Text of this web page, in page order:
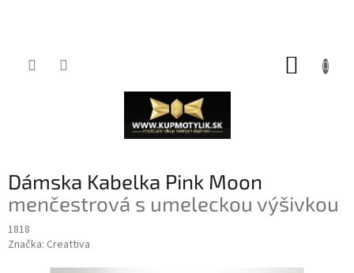
Dámska Kabelka Pink Moon
menčestrová s umeleckou výšivkou
1818
Značka: Creattiva